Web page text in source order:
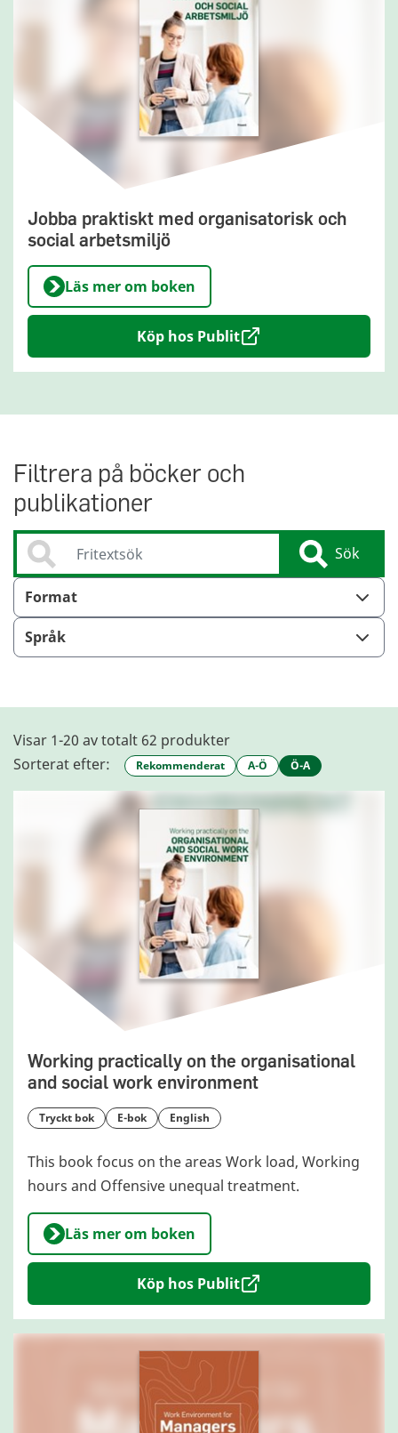
Jobba praktiskt med organisatorisk och
social arbetsmiljö
Läs mer om boken
Köp hos Publit
Filtrera på böcker och
publikationer
Sök Sök
Format
Språk
Visar 1-20 av totalt 62 produkter
Sorterat efter:
Rekommenderat A-Ö Ö-A
Working practically on the organisational
and social work environment
tryckt bok e-bok English
This book focus on the areas Work load, Working
hours and Offensive unequal treatment.
Läs mer om boken
Köp hos Publit